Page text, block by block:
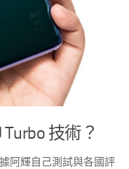
Turbo 技術？
阿輝自己測試與各國評